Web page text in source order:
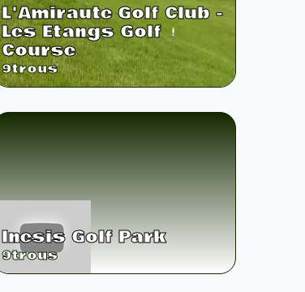
L'Amiraute Golf Club -
Les Etangs Golf
Course
9trous
Inesis Golf Park
9trous